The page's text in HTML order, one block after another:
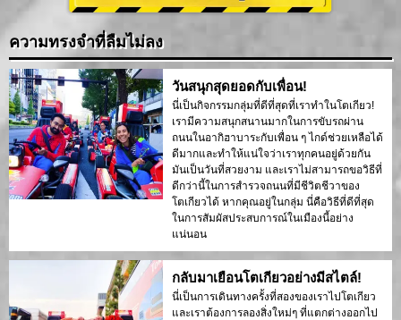
ความทรงจำที่ลืมไม่ลง
วันสนุกสุดยอดกับเพื่อน!
นี่เป็นกิจกรรมกลุ่มที่ดีที่สุดที่เราทำในโตเกียว!
เรามีความสนุกสนานมากในการขับรถผ่าน
ถนนในอากิฮาบาระกับเพื่อน ๆ ไกด์ช่วยเหลือได้
ดีมากและทำให้แน่ใจว่าเราทุกคนอยู่ด้วยกัน
มันเป็นวันที่สวยงาม และเราไม่สามารถขอวิธีที่
ดีกว่านี้ในการสำรวจถนนที่มีชีวิตชีวาของ
โตเกียวได้ หากคุณอยู่ในกลุ่ม นี่คือวิธีที่ดีที่สุด
ในการสัมผัสประสบการณ์ในเมืองนี้อย่าง
แน่นอน
กลับมาเยือนโตเกียวอย่างมีสไตล์!
นี่เป็นการเดินทางครั้งที่สองของเราไปโตเกียว
และเราต้องการลองสิ่งใหม่ๆ ที่แตกต่างออกไป